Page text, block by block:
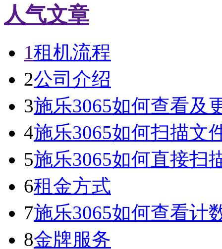
人气文章
1租机流程
2公司介绍
3施乐3065如何查看及
4施乐3065如何扫描文
5施乐3065如何直接扫
6租金方式
7施乐3065如何查看计
8金牌服务